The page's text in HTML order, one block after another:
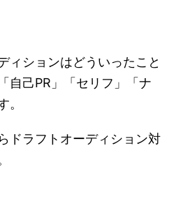
ィションはどういったこと
自己PR」「セリフ」「ナ
。
ドラフトオーディション対